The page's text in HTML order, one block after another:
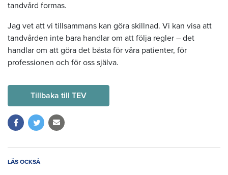
tandvård formas.
Jag vet att vi tillsammans kan göra skillnad. Vi kan visa att
tandvården inte bara handlar om att följa regler – det
handlar om att göra det bästa för våra patienter, för
professionen och för oss själva.
Tillbaka till TEV
LÄS OCKSÅ